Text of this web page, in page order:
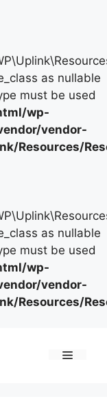
as nullable
must be used
wp-
vendor-
Resources/
as nullable
must be used
wp-
vendor-
Resources/